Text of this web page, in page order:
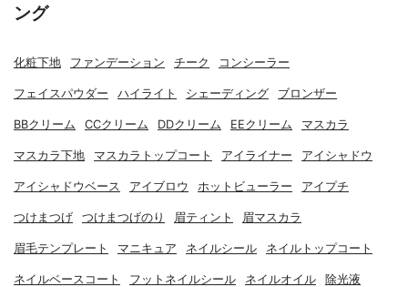
ング
化粧下地 ファンデーション チーク コンシーラー
フェイスパウダー ハイライト シェーディング ブロンザー
BBクリーム CCクリーム DDクリーム EEクリーム マスカラ
マスカラ下地 マスカラトップコート アイライナー アイシャドウ
アイシャドウベース アイブロウ ホットビューラー アイプチ
つけまつげ つけまつげのり 眉ティント 眉マスカラ
眉毛テンプレート マニキュア ネイルシール ネイルトップコート
ネイルベースコート フットネイルシール ネイルオイル 除光液